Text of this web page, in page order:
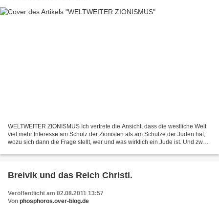
WELTWEITER ZIONISMUS Ich vertrete die Ansicht, dass die westliche Welt
viel mehr Interesse am Schutz der Zionisten als am Schutze der Juden hat,
wozu sich dann die Frage stellt, wer und was wirklich ein Jude ist. Und zwar
Breivik und das Reich Christi.
Veröffentlicht am 02.08.2011 13:57
Von phosphoros.over-blog.de